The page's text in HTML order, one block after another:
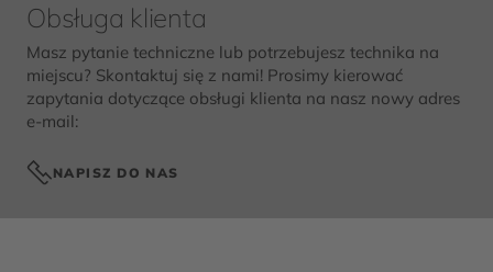
Obsługa klienta
Masz pytanie techniczne lub potrzebujesz technika na
miejscu? Skontaktuj się z nami! Prosimy kierować
zapytania dotyczące obsługi klienta na nasz nowy adres
e-mail:
NAPISZ DO NAS